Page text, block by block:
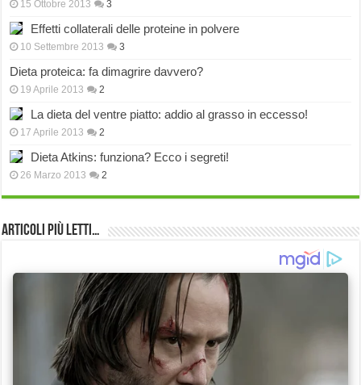
15 Ottobre 2013 3
Effetti collaterali delle proteine in polvere
10 Settembre 2013 3
Dieta proteica: fa dimagrire davvero?
19 Aprile 2013 2
La dieta del ventre piatto: addio al grasso in eccesso!
17 Aprile 2013 2
Dieta Atkins: funziona? Ecco i segreti!
26 Marzo 2013 2
Articoli più Letti…